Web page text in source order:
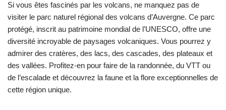
Si vous êtes fascinés par les volcans, ne manquez pas de
visiter le parc naturel régional des volcans d’Auvergne. Ce parc
protégé, inscrit au patrimoine mondial de l’UNESCO, offre une
diversité incroyable de paysages volcaniques. Vous pourrez y
admirer des cratères, des lacs, des cascades, des plateaux et
des vallées. Profitez-en pour faire de la randonnée, du VTT ou
de l’escalade et découvrez la faune et la flore exceptionnelles de
cette région unique.